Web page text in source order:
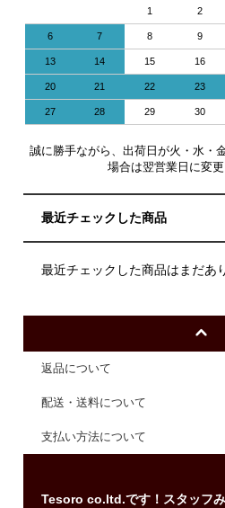
1 2
6 7 8 9
13 14 15 16
20 21 22 23
27 28 29 30
誠に勝手ながら、出荷日が火・水・
場合は翌営業日に変更
最近チェックした商品
最近チェックした商品はまだあ
返品について
配送・送料について
支払い方法について
Tesoro co.ltd.です！スタッフ